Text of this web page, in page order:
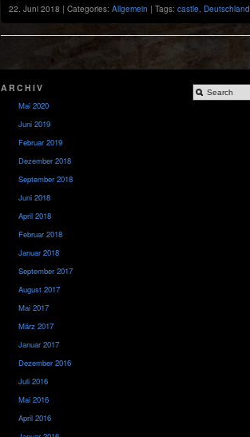
22. Juni 2018 | Categories: Allgemein | Tags: castle, Deutschland
ARCHIV
Mai 2020
Juni 2019
Februar 2019
Dezember 2018
September 2018
Juni 2018
April 2018
Februar 2018
Januar 2018
September 2017
August 2017
Mai 2017
März 2017
Januar 2017
Dezember 2016
Juli 2016
Mai 2016
April 2016